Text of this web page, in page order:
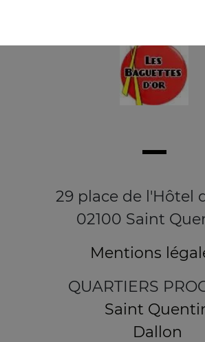
29 place de l'Hôtel
02100 Saint
Mentions
QUARTIERS
Saint
Dallon